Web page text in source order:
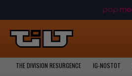
THE DIVISION RESURGENCE IG-NOSTOT